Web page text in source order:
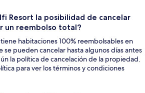
Resort la posibilidad de cancelar
un reembolso total?
habitaciones 100% reembolsables en
se pueden cancelar hasta algunos días antes
la política de cancelación de la propiedad.
para ver los términos y condiciones